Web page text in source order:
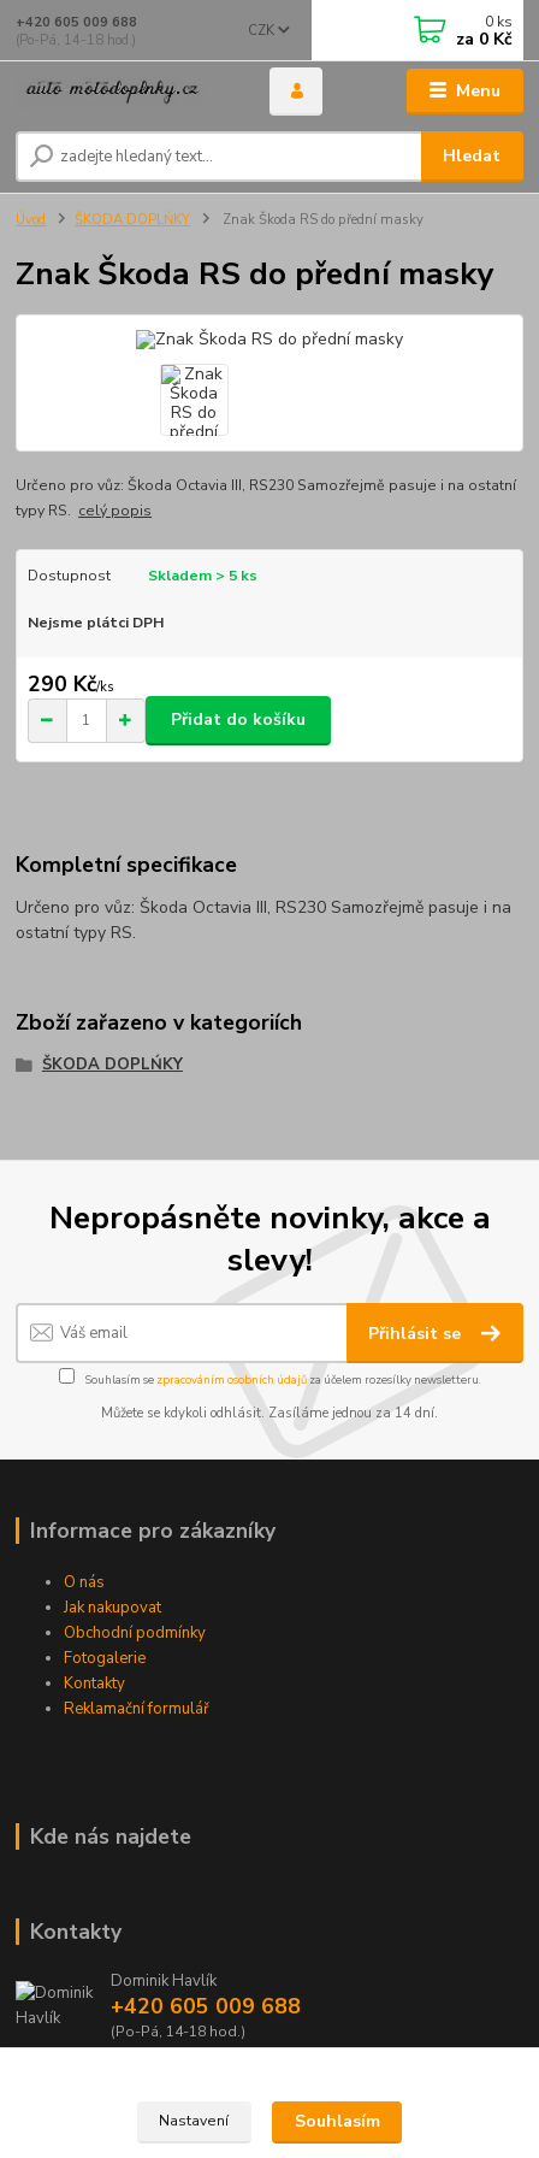
Menu
CZK
Hledat
+420 605 009 688
(Po-Pá, 14-18 hod.)
0 ks
za 0 Kč
Úvod ŠKODA DOPLŃKY Znak Škoda RS do přední masky
Znak Škoda RS do přední masky
Určeno pro vůz: Škoda Octavia III, RS230 Samozřejmě pasuje i na ostatní
typy RS. celý popis
Dostupnost Skladem > 5 ks
Nejsme plátci DPH
290 Kč/ks
Přidat do košíku
Kompletní specifikace
Určeno pro vůz: Škoda Octavia III, RS230 Samozřejmě pasuje i na
ostatní typy RS.
Zboží zařazeno v kategoriích
ŠKODA DOPLŃKY
Nepropásněte novinky, akce a
slevy!
Přihlásit se
Souhlasím se zpracováním osobních údajůza účelem rozesílky newsletteru.
Můžete se kdykoli odhlásit. Zasíláme jednou za 14 dní.
Informace pro zákazníky
O nás
Jak nakupovat
Obchodní podmínky
Fotogalerie
Kontakty
Reklamační formulář
Kde nás najdete
Kontakty
Dominik Havlík
+420 605 009 688
(Po-Pá, 14-18 hod.)
Nastavení Souhlasím